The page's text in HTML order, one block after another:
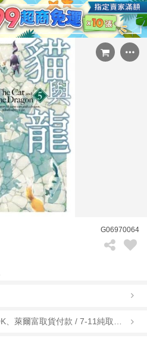
G06970064